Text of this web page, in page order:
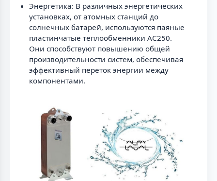
Энергетика: В различных энергетических
установках, от атомных станций до
солнечных батарей, используются паяные
пластинчатые теплообменники AC250.
Они способствуют повышению общей
производительности систем, обеспечивая
эффективный переток энергии между
компонентами.